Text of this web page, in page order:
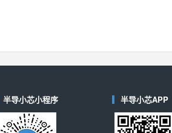
半导小芯小程序 半导小芯APP